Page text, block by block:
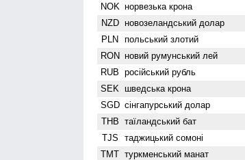
NOK норвезька крона
NZD ново­зеландський долар
PLN польський злотий
RON новий румунський лей
RUB російський рубль
SEK шведська крона
SGD сінгапурський долар
THB таїландський бат
TJS таджицький сомоні
TMT туркменський манат